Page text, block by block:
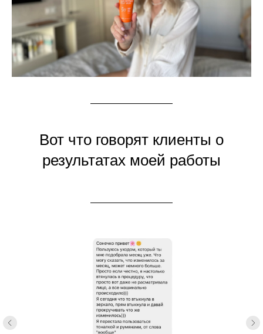
Вот что говорят клиенты о
результатах моей работы